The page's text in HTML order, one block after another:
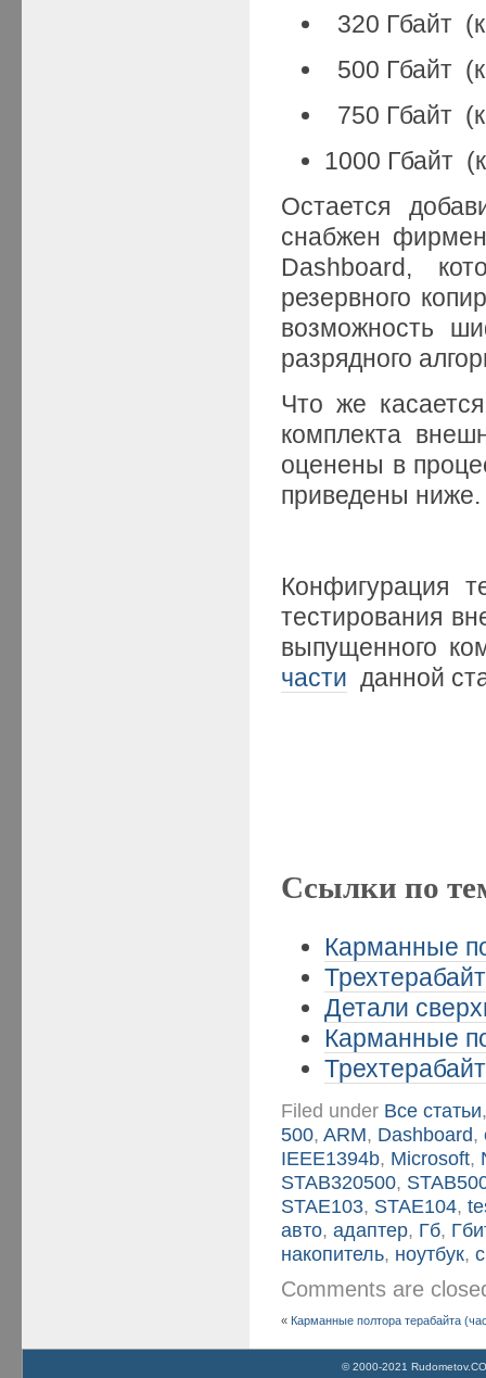
320 Гбайт
500 Гбайт
750 Гбайт
1000 Гбайт
Остается
снабжен
Dashboard,
резервного
возможность
разрядного
Что же
комплекта
оценены в
приведены ниже.
Конфигурация
тестирования
выпущенного
части данной
Ссылки по
Карманные
Детали
Карманные
Filed under Все статьи
500,ARM, Dashboard,
IEEE1394b, Microsoft,
STAB320500,
STAE103, STAE104,
авто,адаптер, Гб,
накопитель, ноутбук,
Comments are
« Карманные полтора терабайта
© 2000-2021